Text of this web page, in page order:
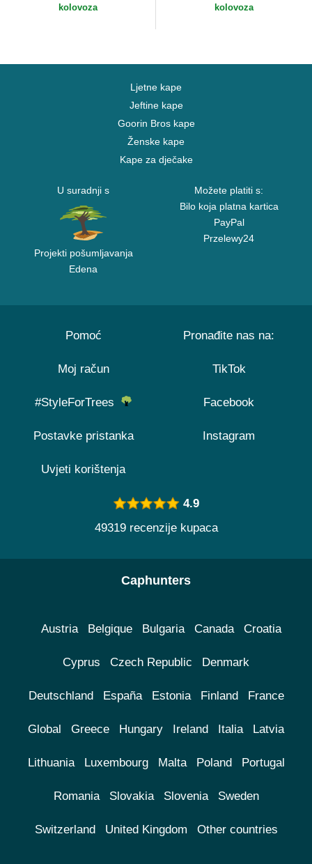
kolovoza
kolovoza
Ljetne kape
Jeftine kape
Goorin Bros kape
Ženske kape
Kape za dječake
U suradnji s
Projekti pošumljavanja
Edena
Možete platiti s:
Bilo koja platna kartica
PayPal
Przelewy24
Pomoć
Moj račun
#StyleForTrees
Postavke pristanka
Uvjeti korištenja
Pronađite nas na:
TikTok
Facebook
Instagram
4.9
49319 recenzije kupaca
Caphunters
Austria Belgique Bulgaria Canada Croatia
Cyprus Czech Republic Denmark
Deutschland España Estonia Finland France
Global Greece Hungary Ireland Italia Latvia
Lithuania Luxembourg Malta Poland Portugal
Romania Slovakia Slovenia Sweden
Switzerland United Kingdom Other countries